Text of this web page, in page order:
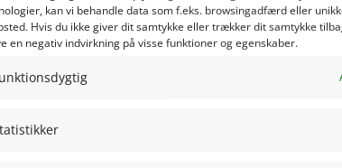
kan vi behandle data som f.eks. browsingadfærd eller
Hvis du ikke giver dit samtykke eller trækker dit samtykke
en negativ indvirkning på visse funktioner og egenskaber.